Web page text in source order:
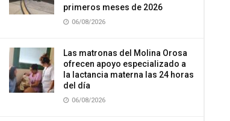
primeros meses de 2026
06/08/2026
Las matronas del Molina Orosa
ofrecen apoyo especializado a
la lactancia materna las 24 horas
del día
06/08/2026